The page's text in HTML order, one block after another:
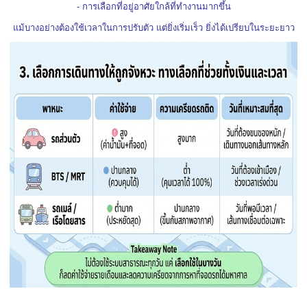
- การเลือกที่อยู่อาศัยใกล้ที่ทำงานมากขึ้น
แม้บางอย่างต้องใช้เวลาในการปรับตัว แต่ยิ่งเริ่มเร็ว ยิ่งได้เปรียบในระยะยาว